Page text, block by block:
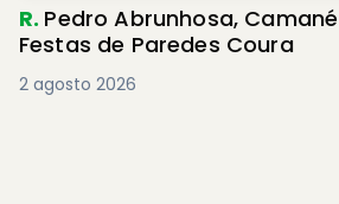
R. Pedro Abrunhosa,
Festas de Paredes Coura
2 agosto 2026